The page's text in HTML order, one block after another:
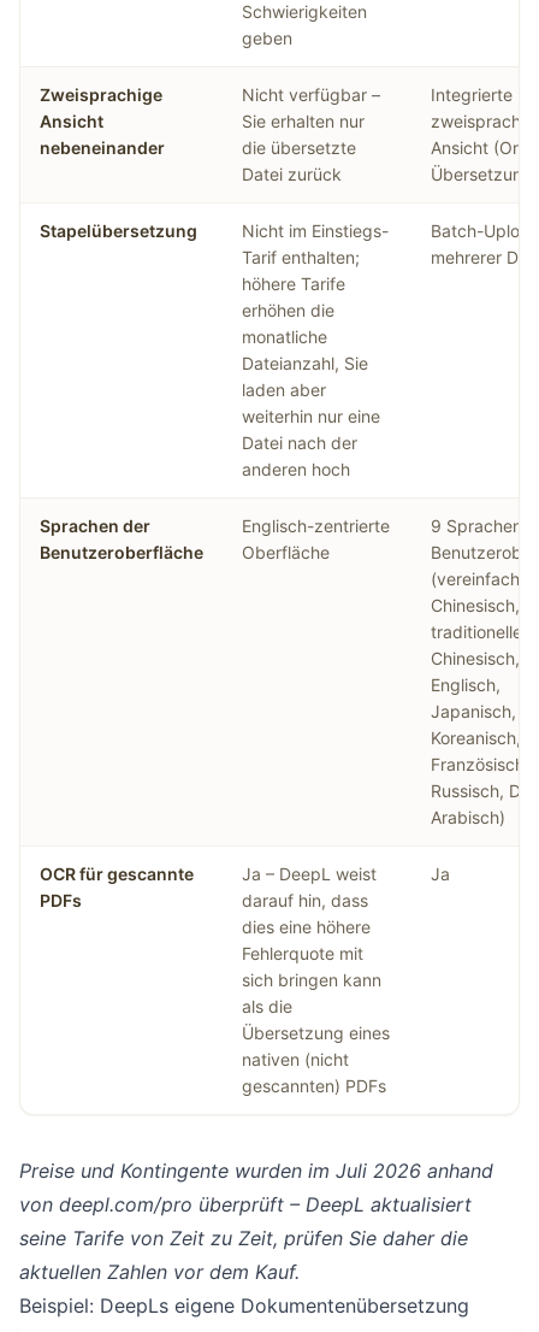
Schwierigkeiten
geben
Zweisprachige
Ansicht
nebeneinander
Nicht verfügbar –
Sie erhalten nur
die übersetzte
Datei zurück
Integrierte
Ansicht
Übersetzung)
Stapelübersetzung
Nicht im Einstiegs-
Tarif enthalten;
höhere Tarife
erhöhen die
monatliche
Dateianzahl, Sie
laden aber
weiterhin nur eine
Datei nach der
anderen hoch
Batch-Upload
mehrerer
Sprachen der
Benutzeroberfläche
Englisch-zentrierte
Oberfläche
9 Sprachen
Chinesisch,
traditionelles
Chinesisch,
Englisch,
Japanisch,
Koreanisch,
Französisch,
Russisch,
Arabisch)
OCR für gescannte
PDFs
Ja – DeepL weist
darauf hin, dass
dies eine höhere
Fehlerquote mit
sich bringen kann
als die
Übersetzung eines
nativen (nicht
gescannten) PDFs
Ja
Preise und Kontingente wurden im Juli 2026 anhand
von deepl.com/pro überprüft – DeepL aktualisiert
seine Tarife von Zeit zu Zeit, prüfen Sie daher die
aktuellen Zahlen vor dem Kauf.
Beispiel: DeepLs eigene Dokumentenübersetzung